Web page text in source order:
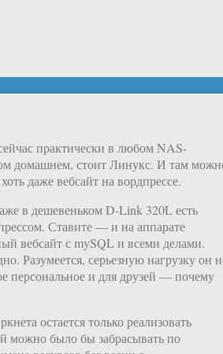
практически в любом NAS-
домашнем, стоит Линукс. И там
даже вебсайт на вордпрессе.
в дешевеньком D-Link 320L есть
Ставите — и на аппарате
вебсайт с mySQL и всеми делами.
Разумеется, серьезную нагрузку он
персональное и для друзей — почему
остается только реализовать
можно было бы забрасывать по